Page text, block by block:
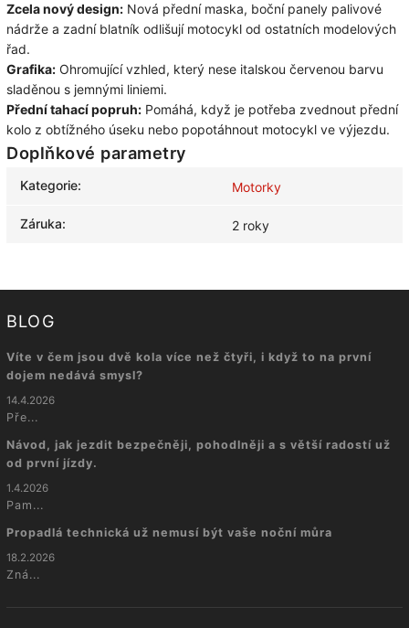
Zcela nový design: Nová přední maska, boční panely palivové
nádrže a zadní blatník odlišují motocykl od ostatních modelových
řad.
Grafika: Ohromující vzhled, který nese italskou červenou barvu
sladěnou s jemnými liniemi.
Přední tahací popruh: Pomáhá, když je potřeba zvednout přední
kolo z obtížného úseku nebo popotáhnout motocykl ve výjezdu.
Doplňkové parametry
Kategorie: Motorky
Záruka: 2 roky
BLOG
Víte v čem jsou dvě kola více než čtyři, i když to na první
dojem nedává smysl?
14.4.2026
Pře...
Návod, jak jezdit bezpečněji, pohodlněji a s větší radostí už
od první jízdy.
1.4.2026
Pam...
Propadlá technická už nemusí být vaše noční můra
18.2.2026
Zná...